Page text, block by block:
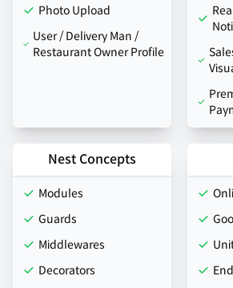
Photo Upload
User / Delivery Man /
Restaurant Owner Profile
Nest Concepts
Modules
Guards
Middlewares
Decorators